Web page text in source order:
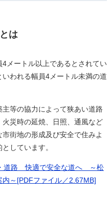
は
メートル以上であるとされてい
われる幅員4メートル未満の道
等の協力によって狭あい道路
災時の延焼、日照、通風など
街地の形成及び安全で住みよ
しています。
道路 快適で安全な道へ ～松
～[PDFファイル／2.67MB]